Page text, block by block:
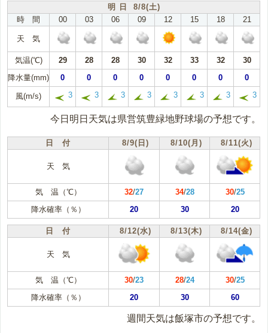
明 日 8/8(土)
時 間
00 03 06 09 12 15 18 21
天 気
気温(℃) 29 28 28 30 32 33 32
30
降水量(mm)
0 0 0 0 0 0 0 0
風(m/s) 3 3 3 3 3 3 3 3
今日明日天気は県営筑豊緑地野球場の予想です。
日 付 8/9(日) 8/10(月) 8/11(火)
天 気
気 温（℃） 32/27 34/28 30/25
降水確率（％）
20 30 20
日 付 8/12(水) 8/13(木) 8/14(金)
天 気
気 温（℃） 30/23 28/24 30/25
降水確率（％）
20 30 60
週間天気は飯塚市の予想です。